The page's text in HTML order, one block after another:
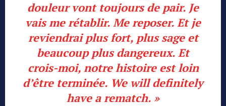
douleur vont toujours de pair. Je
vais me rétablir. Me reposer. Et je
reviendrai plus fort, plus sage et
beaucoup plus dangereux. Et
crois-moi, notre histoire est loin
d’être terminée. We will definitely
have a rematch. »